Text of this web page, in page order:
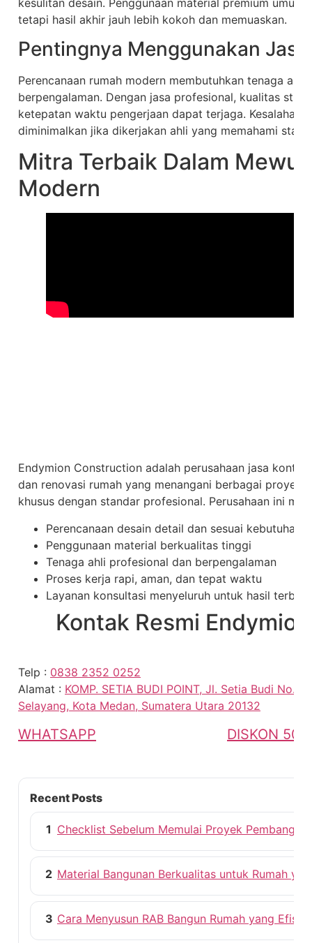
tetapi hasil akhir jauh lebih kokoh dan memuaskan.
Pentingnya Menggunakan
Perencanaan rumah modern membutuhkan tenaga
berpengalaman. Dengan jasa profesional, kualitas
ketepatan waktu pengerjaan dapat terjaga. Kesalahan
diminimalkan jika dikerjakan ahli yang memahami
Mitra Terbaik Dalam
Modern
Endymion Construction adalah perusahaan jasa
dan renovasi rumah yang menangani berbagai proyek
khusus dengan standar profesional. Perusahaan ini
Perencanaan desain detail dan sesuai kebutuhan
Penggunaan material berkualitas tinggi
Tenaga ahli profesional dan berpengalaman
Proses kerja rapi, aman, dan tepat waktu
Layanan konsultasi menyeluruh untuk hasil terbaik
Kontak Resmi
Telp : 0838 2352 0252
Alamat : KOMP. SETIA BUDI POINT, Jl. Setia Budi
Selayang, Kota Medan, Sumatera Utara 20132
WHATSAPP DISKON 50%
Recent Posts
1 Checklist Sebelum Memulai Proyek
2 Material Bangunan Berkualitas untuk Rumah
3 Cara Menyusun RAB Bangun Rumah yang Efisien